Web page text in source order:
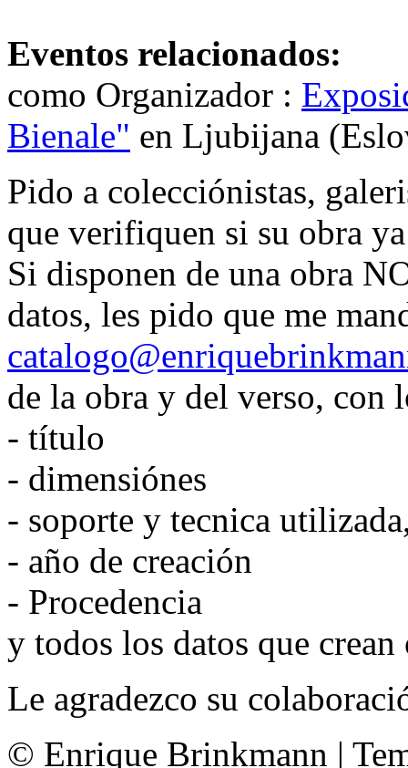
Eventos relacionados:
como Organizador :
Bienale" en Ljubijana
Pido a colecciónistas,
que verifiquen si su obra
Si disponen de una obra
datos, les pido que me
de la obra y del verso, con
- título
- dimensiónes
- soporte y tecnica
- año de creación
- Procedencia
y todos los datos que
Le agradezco su
© Enrique Brinkmann |